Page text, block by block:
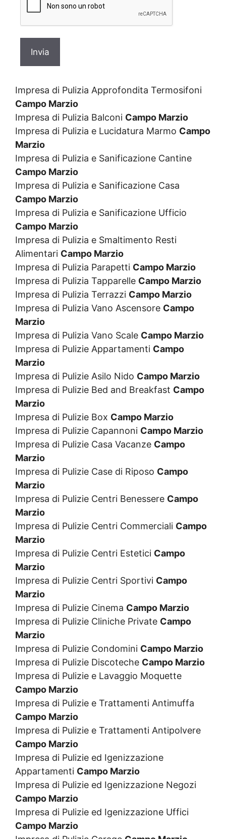
Impresa di Pulizia Approfondita Termosifoni
Campo Marzio
Impresa di Pulizia Balconi Campo Marzio
Impresa di Pulizia e Lucidatura Marmo Campo
Marzio
Impresa di Pulizia e Sanificazione Cantine
Campo Marzio
Impresa di Pulizia e Sanificazione Casa
Campo Marzio
Impresa di Pulizia e Sanificazione Ufficio
Campo Marzio
Impresa di Pulizia e Smaltimento Resti
Alimentari Campo Marzio
Impresa di Pulizia Parapetti Campo Marzio
Impresa di Pulizia Tapparelle Campo Marzio
Impresa di Pulizia Terrazzi Campo Marzio
Impresa di Pulizia Vano Ascensore Campo
Marzio
Impresa di Pulizia Vano Scale Campo Marzio
Impresa di Pulizie Appartamenti Campo
Marzio
Impresa di Pulizie Asilo Nido Campo Marzio
Impresa di Pulizie Bed and Breakfast Campo
Marzio
Impresa di Pulizie Box Campo Marzio
Impresa di Pulizie Capannoni Campo Marzio
Impresa di Pulizie Casa Vacanze Campo
Marzio
Impresa di Pulizie Case di Riposo Campo
Marzio
Impresa di Pulizie Centri Benessere Campo
Marzio
Impresa di Pulizie Centri Commerciali Campo
Marzio
Impresa di Pulizie Centri Estetici Campo
Marzio
Impresa di Pulizie Centri Sportivi Campo
Marzio
Impresa di Pulizie Cinema Campo Marzio
Impresa di Pulizie Cliniche Private Campo
Marzio
Impresa di Pulizie Condomini Campo Marzio
Impresa di Pulizie Discoteche Campo Marzio
Impresa di Pulizie e Lavaggio Moquette
Campo Marzio
Impresa di Pulizie e Trattamenti Antimuffa
Campo Marzio
Impresa di Pulizie e Trattamenti Antipolvere
Campo Marzio
Impresa di Pulizie ed Igenizzazione
Appartamenti Campo Marzio
Impresa di Pulizie ed Igenizzazione Negozi
Campo Marzio
Impresa di Pulizie ed Igenizzazione Uffici
Campo Marzio